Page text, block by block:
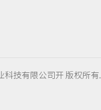
技有限公司开 版权所有.